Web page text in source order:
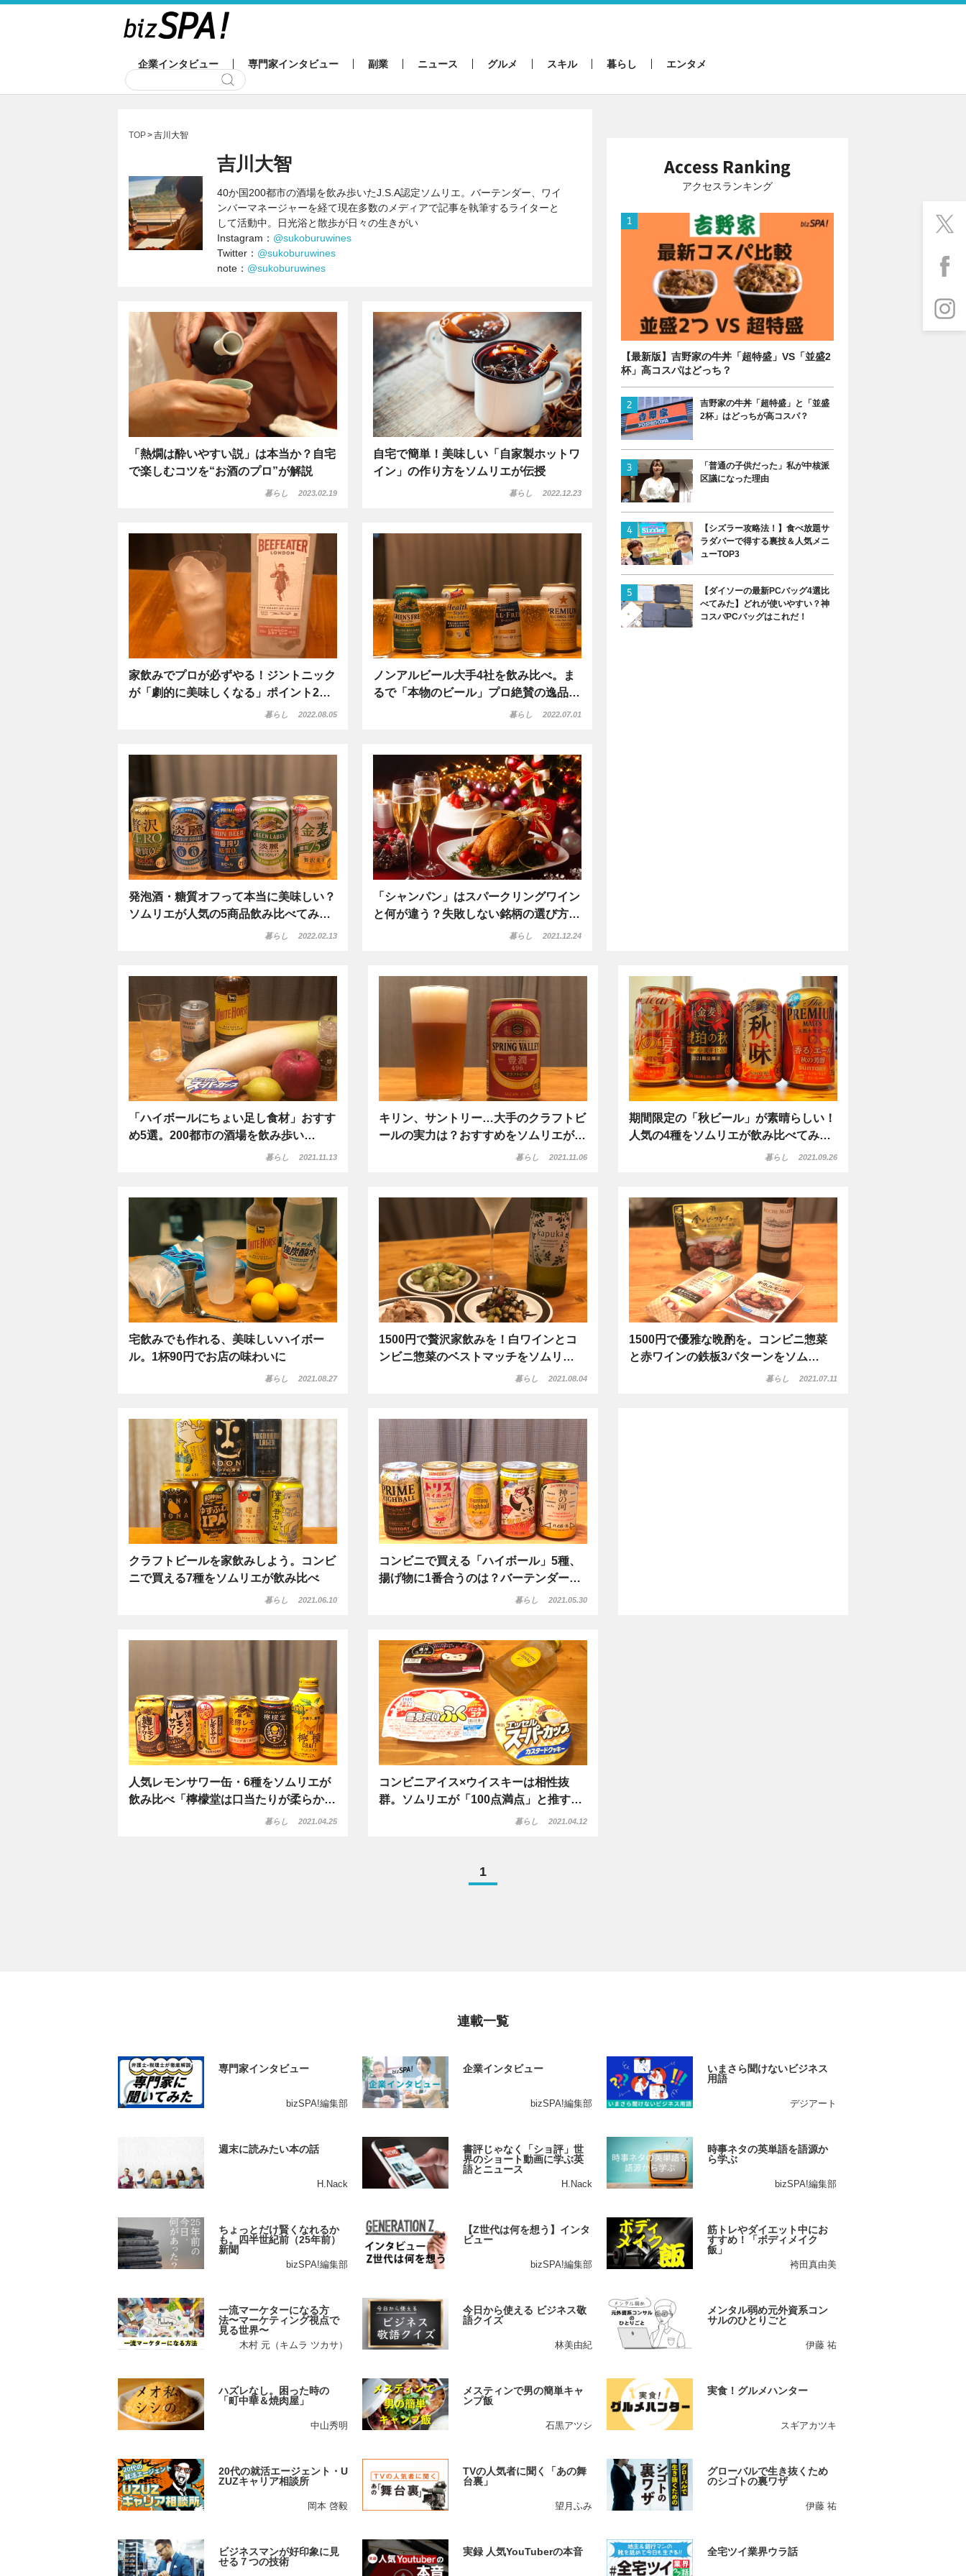
企業インタビュー 専門家インタビュー 副業 ニュース グルメ スキル 暮らし エンタメ
TOP 吉川大智
吉川大智
40か国200都市の酒場を飲み歩いたJ.S.A認定ソムリエ。バーテンダー、ワイ
ンバーマネージャーを経て現在多数のメディアで記事を執筆するライターと
して活動中。日光浴と散歩が日々の生きがい
Instagram： @sukoburuwines
Twitter： @sukoburuwines
note： @sukoburuwines
「熱燗は酔いやすい説」は本当か？自宅
で楽しむコツを“お酒のプロ”が解説
暮らし 2023.02.19
自宅で簡単！美味しい「自家製ホットワ
イン」の作り方をソムリエが伝授
暮らし 2022.12.23
家飲みでプロが必ずやる！ジントニック
が「劇的に美味しくなる」ポイント2…
暮らし 2022.08.05
ノンアルビール大手4社を飲み比べ。ま
るで「本物のビール」プロ絶賛の逸品…
暮らし 2022.07.01
発泡酒・糖質オフって本当に美味しい？
ソムリエが人気の5商品飲み比べてみ…
暮らし 2022.02.13
「シャンパン」はスパークリングワイン
と何が違う？失敗しない銘柄の選び方…
暮らし 2021.12.24
アクセスランキング
【最新版】吉野家の牛丼「超特盛」VS「並盛2
杯」高コスパはどっち？
吉野家の牛丼「超特盛」と「並盛
2杯」はどっちが高コスパ？
「普通の子供だった」私が中核派
区議になった理由
【シズラー攻略法！】食べ放題サ
ラダバーで得する裏技＆人気メニ
ューTOP3
【ダイソーの最新PCバッグ4選比
べてみた】どれが使いやすい？神
コスパPCバッグはこれだ！
「ハイボールにちょい足し食材」おすす
め5選。200都市の酒場を飲み歩い…
暮らし 2021.11.13
キリン、サントリー…大手のクラフトビ
ールの実力は？おすすめをソムリエが…
暮らし 2021.11.06
期間限定の「秋ビール」が素晴らしい！
人気の4種をソムリエが飲み比べてみ…
暮らし 2021.09.26
宅飲みでも作れる、美味しいハイボー
ル。1杯90円でお店の味わいに
暮らし 2021.08.27
1500円で贅沢家飲みを！白ワインとコ
ンビニ惣菜のベストマッチをソムリ…
暮らし 2021.08.04
1500円で優雅な晩酌を。コンビニ惣菜
と赤ワインの鉄板3パターンをソム…
暮らし 2021.07.11
クラフトビールを家飲みしよう。コンビ
ニで買える7種をソムリエが飲み比べ
暮らし 2021.06.10
コンビニで買える「ハイボール」5種、
揚げ物に1番合うのは？バーテンダー…
暮らし 2021.05.30
人気レモンサワー缶・6種をソムリエが
飲み比べ「檸檬堂は口当たりが柔らか…
暮らし 2021.04.25
コンビニアイス×ウイスキーは相性抜
群。ソムリエが「100点満点」と推す…
暮らし 2021.04.12
1
連載一覧
専門家インタビュー
bizSPA!編集部
企業インタビュー
bizSPA!編集部
いまさら聞けないビジネス
用語
デジアート
週末に読みたい本の話
H.Nack
書評じゃなく「ショ評」世
界のショート動画に学ぶ英
語とニュース
H.Nack
時事ネタの英単語を語源か
ら学ぶ
bizSPA!編集部
ちょっとだけ賢くなれるか
も。四半世紀前（25年前）
新聞
bizSPA!編集部
【Z世代は何を想う】インタ
ビュー
bizSPA!編集部
筋トレやダイエット中にお
すすめ！「ボディメイク
飯」
袴田真由美
一流マーケターになる方
法〜マーケティング視点で
見る世界〜
木村 元（キムラ ツカサ）
今日から使える ビジネス敬
語クイズ
林美由紀
メンタル弱め元外資系コン
サルのひとりごと
伊藤 祐
ハズレなし。困った時の
「町中華＆焼肉屋」
中山秀明
メスティンで男の簡単キャ
ンプ飯
石黒アツシ
実食！グルメハンター
スギアカツキ
20代の就活エージェント・U
ZUZキャリア相談所
岡本 啓毅
TVの人気者に聞く「あの舞
台裏」
望月ふみ
グローバルで生き抜くため
のシゴトの裏ワザ
伊藤 祐
ビジネスマンが好印象に見
せる７つの技術
実録 人気YouTuberの本音 全宅ツイ業界ウラ話